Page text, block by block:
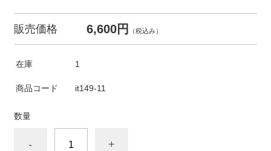
販売価格 6,600円 （税込み）
在庫 1
商品コード it149-11
数量
- +